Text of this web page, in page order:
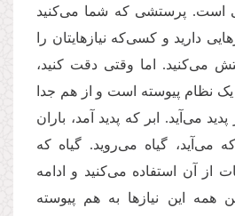
است. پرستشی که شما می‌کنید
دارید و کسی‌که نیازهایتان را
می‌کنید. اما وقتی دقت کنید،
یک نظام پیوسته است و از هم جدا
می‌آید. ابر که پدید آمد، باران
می‌آید، گیاه می‌روید. گیاه که
از آن استفاده می‌کنید و ادامه
همه این‌ نیازها به هم پیوسته